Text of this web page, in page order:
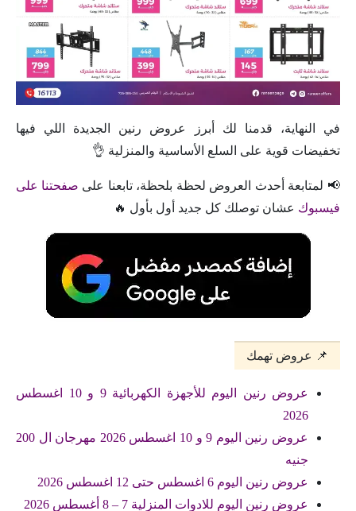
في النهاية، قدمنا لك أبرز عروض رنين الجديدة اللي فيها
تخفيضات قوية على السلع الأساسية والمنزلية 👌
📢 لمتابعة أحدث العروض لحظة بلحظة، تابعنا على صفحتنا على
فيسبوك عشان توصلك كل جديد أول بأول 🔥
📌 عروض تهمك
عروض رنين اليوم للأجهزة الكهربائية 9 و 10 اغسطس
2026
عروض رنين اليوم 9 و 10 اغسطس 2026 مهرجان ال 200
جنيه
عروض رنين اليوم 6 اغسطس حتى 12 اغسطس 2026
عروض رنين اليوم للادوات المنزلية 7 – 8 أغسطس 2026